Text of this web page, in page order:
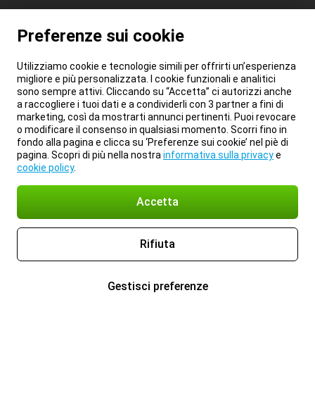
Preferenze sui cookie
Utilizziamo cookie e tecnologie simili per offrirti un’esperienza
migliore e più personalizzata. I cookie funzionali e analitici
sono sempre attivi. Cliccando su “Accetta” ci autorizzi anche
a raccogliere i tuoi dati e a condividerli con 3 partner a fini di
marketing, così da mostrarti annunci pertinenti. Puoi revocare
o modificare il consenso in qualsiasi momento. Scorri fino in
fondo alla pagina e clicca su ‘Preferenze sui cookie’ nel piè di
pagina. Scopri di più nella nostra informativa sulla privacye
cookie policy.
Accetta
Rifiuta
Gestisci preferenze